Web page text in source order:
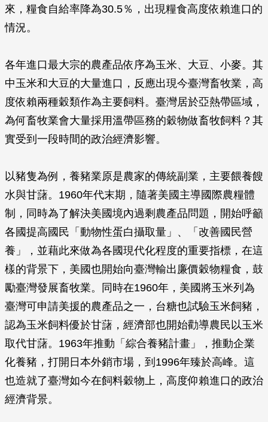
來，糧食自給率降為30.5％，出現糧食高度依賴進口的
情況。
各年進口最大宗的農產品依序為玉米、大豆、小麥。其
中玉米和大豆的大量進口，反應出現今臺灣畜牧業，高
度依賴兩種穀類作為主要飼料。臺灣居於亞熱帶區域，
為何畜牧業會大量採用溫帶區務的穀物做畜牧飼料？其
實受到一段時間的政治經濟影響。
以豬隻為例，養豬業原是農家的傳統副業，主要餵養餿
水與甘藷。1960年代末期，隨著美國主導國際農糧體
制，同時為了解決美國境內過剩農產品問題，開始呼籲
各國提高國民「動物性蛋白攝取量」、「改善國民營
養」，並藉此來做為各國現代化程度的重要指標，在這
樣的背景下，美國也開始向臺灣輸出廉價穀物糧食，鼓
勵臺灣發展畜牧業。同時在1960年，美國將玉米列為
臺灣可申請美援的農產品之一，台糖也試驗玉米飼豬，
認為玉米飼料優於甘藷，經濟部也開始勸導農民以玉米
取代甘藷。1963年推動「綜合養豬計畫」，推動企業
化養豬，打開日本外銷市場，到1996年臻於高峰。這
也造就了臺灣如今在飼料穀物上，高度仰賴進口的政治
經濟背景。